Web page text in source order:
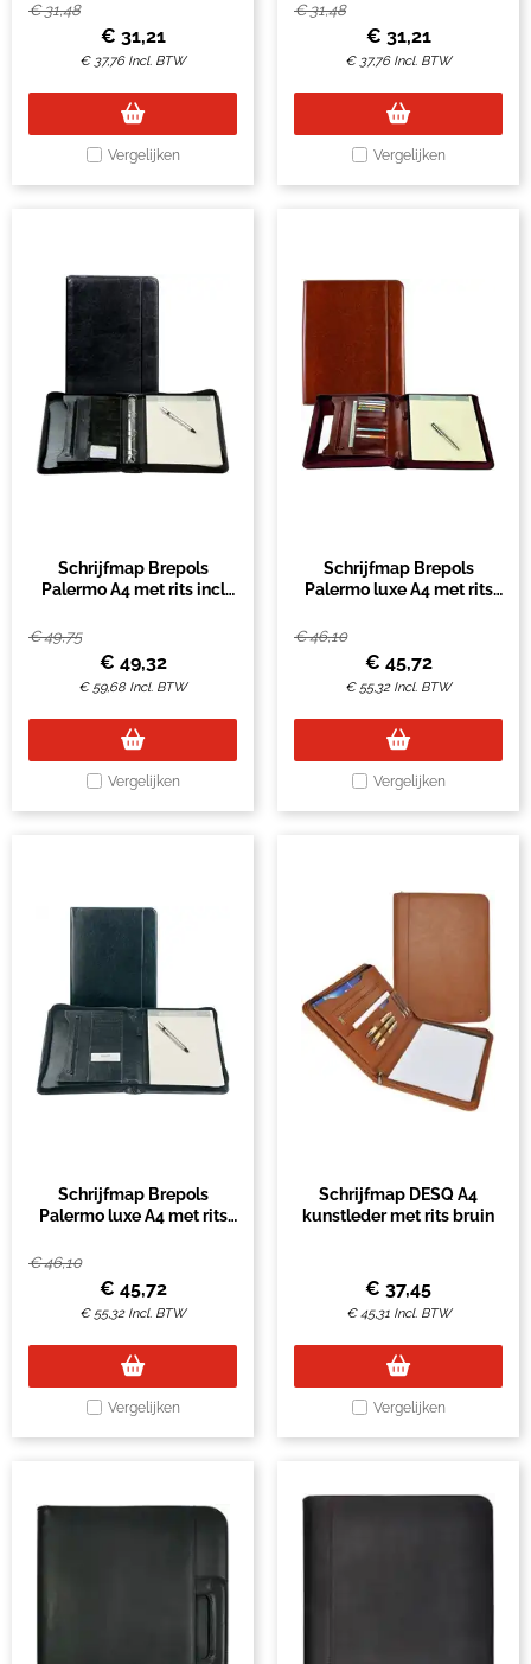
€31,48
€ 31,21
€ 37,76 Incl. BTW
Vergelijken
€31,48
€ 31,21
€ 37,76 Incl. BTW
Vergelijken
Schrijfmap Brepols
Palermo A4 met rits incl
€49,75
€ 49,32
€ 59,68 Incl. BTW
Vergelijken
Schrijfmap Brepols
Palermo luxe A4 met rits
€46,10
€ 45,72
€ 55,32 Incl. BTW
Vergelijken
Schrijfmap Brepols
Palermo luxe A4 met rits
€46,10
€ 45,72
€ 55,32 Incl. BTW
Vergelijken
Schrijfmap DESQ A4
kunstleder met rits bruin
€ 37,45
€45,31 Incl. BTW
Vergelijken